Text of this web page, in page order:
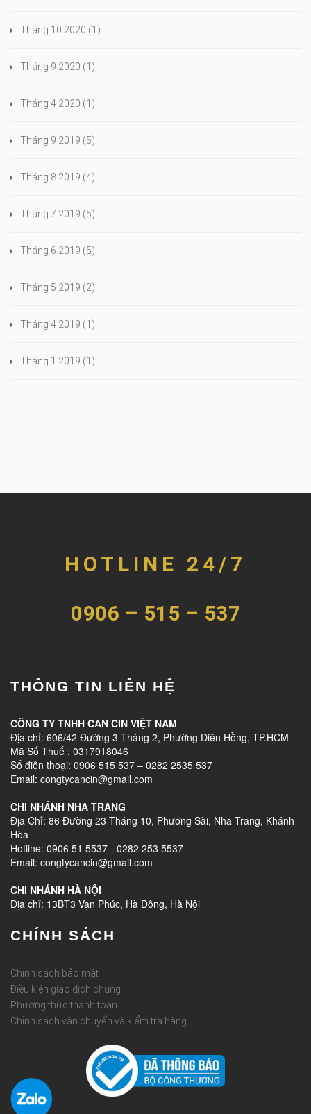
Tháng 10 2020 (1)
Tháng 9 2020 (1)
Tháng 4 2020 (1)
Tháng 9 2019 (5)
Tháng 8 2019 (4)
Tháng 7 2019 (5)
Tháng 6 2019 (5)
Tháng 5 2019 (2)
Tháng 4 2019 (1)
Tháng 1 2019 (1)
HOTLINE 24/7
0906 – 515 – 537
THÔNG TIN LIÊN HỆ
CÔNG TY TNHH CAN CIN VIỆT NAM
Địa chỉ: 606/42 Đường 3 Tháng 2, Phường Diên Hồng, TP.HCM
Mã Số Thuế : 0317918046
Số điện thoại: 0906 515 537 – 0282 2535 537
Email: congtycancin@gmail.com
CHI NHÁNH NHA TRANG
Địa Chỉ: 86 Đường 23 Tháng 10, Phương Sài, Nha Trang, Khánh
Hòa
Hotline: 0906 51 5537 - 0282 253 5537
Email: congtycancin@gmail.com
CHI NHÁNH HÀ NỘI
Địa chỉ: 13BT3 Vạn Phúc, Hà Đông, Hà Nội
CHÍNH SÁCH
Chính sách bảo mật
Điều kiện giao dịch chung
Phương thức thanh toán
Chỉnh sách vận chuyển và kiểm tra hàng